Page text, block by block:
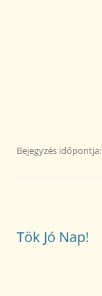
Bejegyzés időpontja:
Tök Jó Nap!